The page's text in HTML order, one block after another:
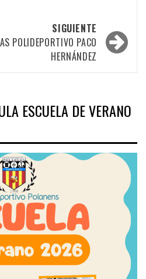
SIGUIENTE
POLIDEPORTIVO PACO
HERNÁNDEZ
ESCUELA DE VERANO